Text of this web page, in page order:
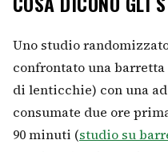
Uno studio
confrontato una barretta
di lenticchie) con una
consumate due ore
90 minuti (studio su